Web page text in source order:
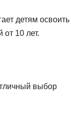
детям освоить
10 лет.
выбор